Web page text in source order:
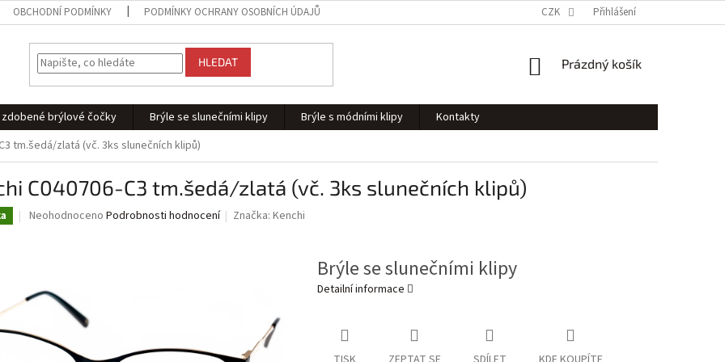
OBCHODNÍ PODMÍNKY PODMÍNKY OCHRANY OSOBNÍCH ÚDAJŮ CZK Přihlášení
HLEDAT
NÁKUPNÍ
Prázdný košík
brýlové čočky Brýle se slunečními klipy Brýle s módními klipy
Kontakty
tm.šedá/zlatá (vč. 3ks slunečních klipů)
C040706-C3 tm.šedá/zlatá (vč. 3ks slunečních klipů)
Průměrné
z
5
hvězdiček.
Neohodnoceno Podrobnosti hodnocení Značka:Kenchi
Brýle se slunečními klipy
Detailní informace